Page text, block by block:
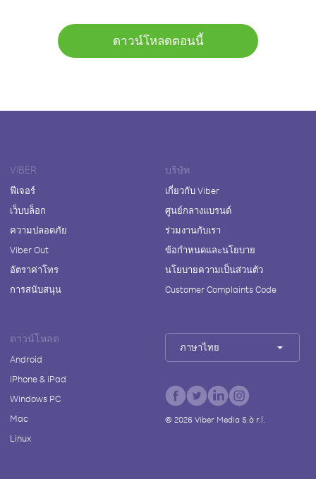
ดาวน์โหลดตอนนี้
VIBER
ฟีเจอร์
เว็บบล็อก
ความปลอดภัย
Viber Out
อัตราค่าโทร
การสนับสนุน
บริษัท
เกี่ยวกับ Viber
ศูนย์กลางแบรนด์
ร่วมงานกับเรา
ข้อกำหนดและนโยบาย
นโยบายความเป็นส่วนตัว
Customer Complaints Code
ดาวน์โหลด
Android
iPhone & iPad
Windows PC
Mac
Linux
ภาษาไทย
© 2026Viber Media S.à r.l.